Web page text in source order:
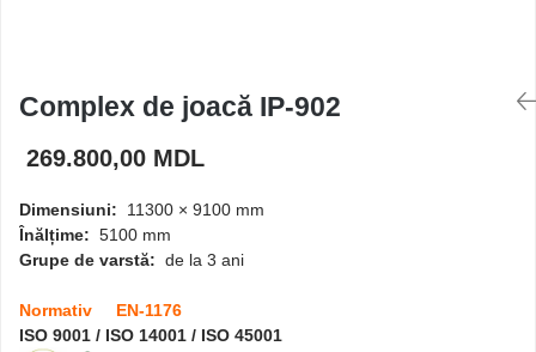
Mese și bănci pentru copii
Gardulețe
Echipamente pentru
grădinițe
Complex de joacă IP-902
269.800,00 MDL
Dimensiuni: 11300 × 9100 mm
Înălțime: 5100 mm
Grupe de varstă: de la 3 ani
Normativ EN-1176
ISO 9001 / ISO 14001 / ISO 45001